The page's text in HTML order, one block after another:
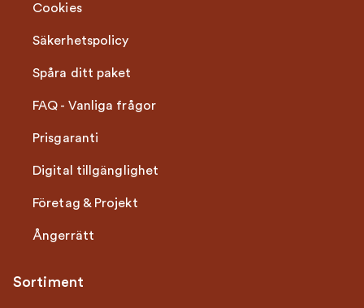
Cookies
Säkerhetspolicy
Spåra ditt paket
FAQ - Vanliga frågor
Prisgaranti
Digital tillgänglighet
Företag & Projekt
Ångerrätt
Sortiment